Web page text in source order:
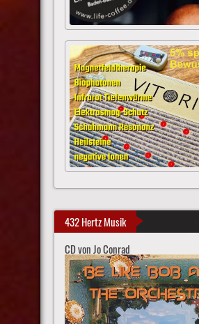
432 Hertz Musik
CD von Jo Conrad